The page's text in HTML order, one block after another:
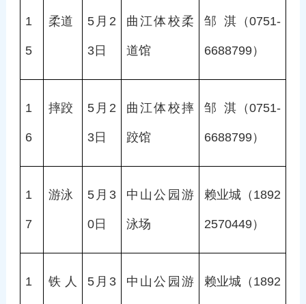
1
5
柔道 5月2
3日
曲江体校柔
道馆
邹  淇（0751-
6688799）
1
6
摔跤 5月2
3日
曲江体校摔
跤馆
邹  淇（0751-
6688799）
1
7
游泳 5月3
0日
中山公园游
泳场
赖业城（1892
2570449）
1 铁人 5月3 中山公园游 赖业城（1892